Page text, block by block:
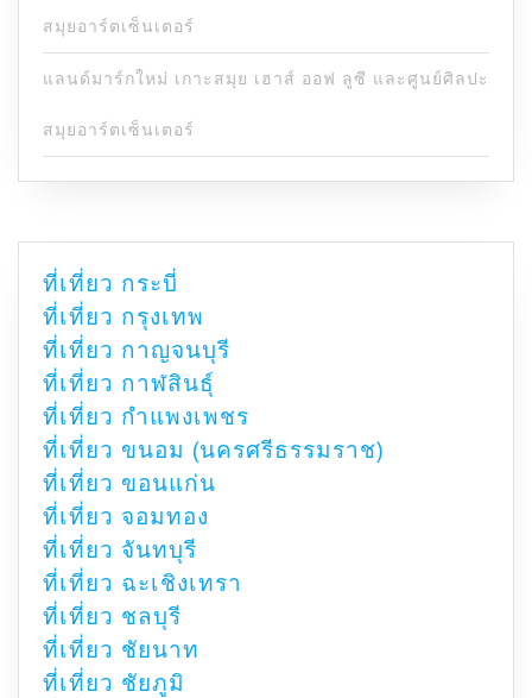
สมุยอาร์ตเซ็นเตอร์
แลนด์มาร์กใหม่ เกาะสมุย เฮาส์ ออฟ ลูซี และศูนย์ศิลปะ
สมุยอาร์ตเซ็นเตอร์
ที่เที่ยว กระบี่
ที่เที่ยว กรุงเทพ
ที่เที่ยว กาญจนบุรี
ที่เที่ยว กาฬสินธุ์
ที่เที่ยว กำแพงเพชร
ที่เที่ยว ขนอม (นครศรีธรรมราช)
ที่เที่ยว ขอนแก่น
ที่เที่ยว จอมทอง
ที่เที่ยว จันทบุรี
ที่เที่ยว ฉะเชิงเทรา
ที่เที่ยว ชลบุรี
ที่เที่ยว ชัยนาท
ที่เที่ยว ชัยภูมิ